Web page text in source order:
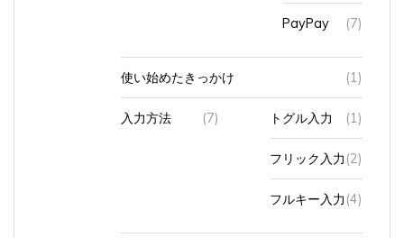
PayPay (7)
使い始めたきっかけ (1)
入力方法 (7) トグル入力 (1)
フリック入力 (2)
フルキー入力 (4)